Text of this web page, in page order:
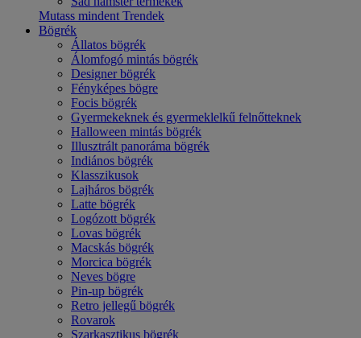
Mutass mindent Trendek
Bögrék
Állatos bögrék
Álomfogó mintás bögrék
Designer bögrék
Fényképes bögre
Focis bögrék
Gyermekeknek és gyermeklelkű felnőtteknek
Halloween mintás bögrék
Illusztrált panoráma bögrék
Indiános bögrék
Klasszikusok
Lajháros bögrék
Latte bögrék
Logózott bögrék
Lovas bögrék
Macskás bögrék
Morcica bögrék
Neves bögre
Pin-up bögrék
Retro jellegű bögrék
Rovarok
Szarkasztikus bögrék